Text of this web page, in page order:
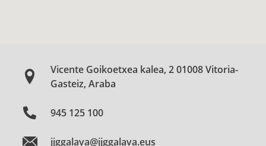
Vicente Goikoetxea kalea, 2 01008 Vitoria-
Gasteiz, Araba
945 125 100
jjggalava@jjggalava.eus